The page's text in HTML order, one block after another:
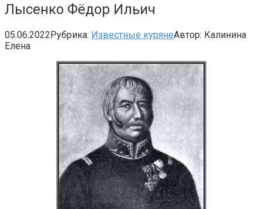
Лысенко Фёдор Ильич
05.06.2022Рубрика: Известные курянеАвтор: Калинина
Елена